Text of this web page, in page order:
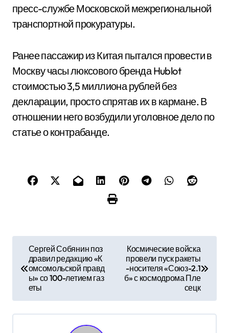
пресс-службе Московской межрегиональной
транспортной прокуратуры.
Ранее пассажир из Китая пытался провести в
Москву часы люксового бренда Hublot
стоимостью 3,5 миллиона рублей без
декларации, просто спрятав их в кармане. В
отношении него возбудили уголовное дело по
статье о контрабанде.
и
Сергей Собянин поз
дравил редакцию «К
омсомольской правд
ы» со 100-летием газ
еты
Космические войска
провели пуск ракеты
-носителя «Союз-2.1
б» с космодрома Пле
сецк